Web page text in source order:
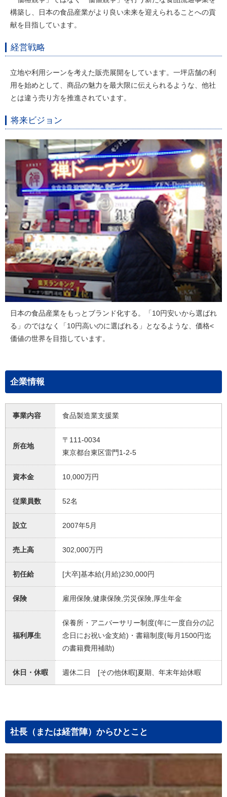
構築し、日本の食品産業がより良い未来を迎えられることへの貢
献を目指しています。
経営戦略
立地や利用シーンを考えた販売展開をしています。一坪店舗の利
用を始めとして、商品の魅力を最大限に伝えられるような、他社
とは違う売り方を推進されています。
将来ビジョン
日本の食品産業をもっとブランド化する。「10円安いから選ばれ
る」のではなく「10円高いのに選ばれる」となるような、価格<
価値の世界を目指しています。
企業情報
事業内容 食品製造業支援業
所在地
〒111-0034
東京都台東区雷門1-2-5
資本金 10,000万円
従業員数 52名
設立 2007年5月
売上高 302,000万円
初任給 [大卒]基本給(月給)230,000円
保険 雇用保険,健康保険,労災保険,厚生年金
福利厚生
保養所・アニバーサリー制度(年に一度自分の記
念日にお祝い金支給)・書籍制度(毎月1500円迄
の書籍費用補助)
休日・休暇 週休二日 [その他休暇]夏期、年末年始休暇
社長（または経営陣）からひとこと